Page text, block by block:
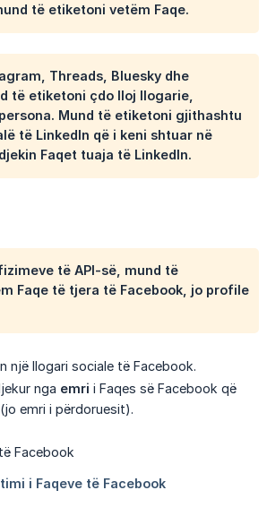
të etiketoni vetëm Faqe.
Threads, Bluesky dhe
të etiketoni çdo lloj llogarie,
Mund të etiketoni gjithashtu
të LinkedIn që i keni shtuar në
Faqet tuaja të LinkedIn.
të API-së, mund të
Faqe të tjera të Facebook, jo profile
një llogari sociale të Facebook.
nga emri i Faqes së Facebook që
emri i përdoruesit).